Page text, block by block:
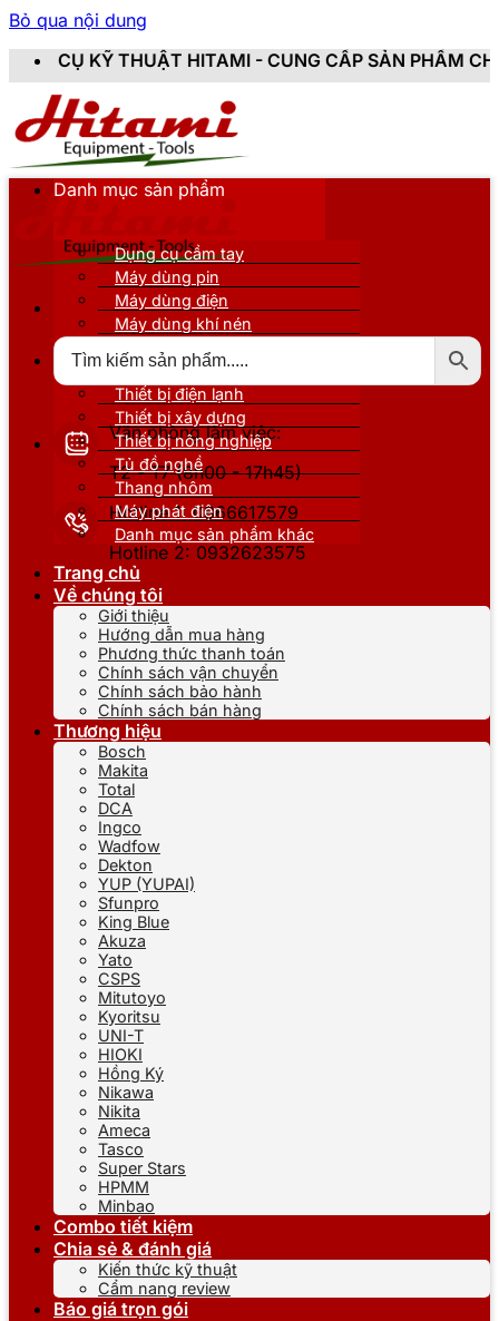
Bỏ qua nội dung
HITAMI - CUNG CẤP SẢN PHẨM CHÍNH HÃNG, MỚI
Văn phòng làm việc:
T2 - T7 (8h00 - 17h45)
Hotline 1: 0866617579
Hotline 2: 0932623575
Danh mục sản phẩm
Dụng cụ cầm tay
Máy dùng pin
Máy dùng điện
Máy dùng khí nén
Thiết bị nâng đỡ
Thiết bị điện lạnh
Thiết bị xây dựng
Thiết bị nông nghiệp
Tủ đồ nghề
Thang nhôm
Máy phát điện
Danh mục sản phẩm khác
Trang chủ
Về chúng tôi
Giới thiệu
Hướng dẫn mua hàng
Phương thức thanh toán
Chính sách vận chuyển
Chính sách bảo hành
Chính sách bán hàng
Thương hiệu
Bosch
Makita
Total
DCA
Ingco
Wadfow
Dekton
YUP (YUPAI)
Sfunpro
King Blue
Akuza
Yato
CSPS
Mitutoyo
Kyoritsu
UNI-T
HIOKI
Hồng Ký
Nikawa
Nikita
Ameca
Tasco
Super Stars
HPMM
Minbao
Combo tiết kiệm
Chia sẻ & đánh giá
Kiến thức kỹ thuật
Cẩm nang review
Báo giá trọn gói